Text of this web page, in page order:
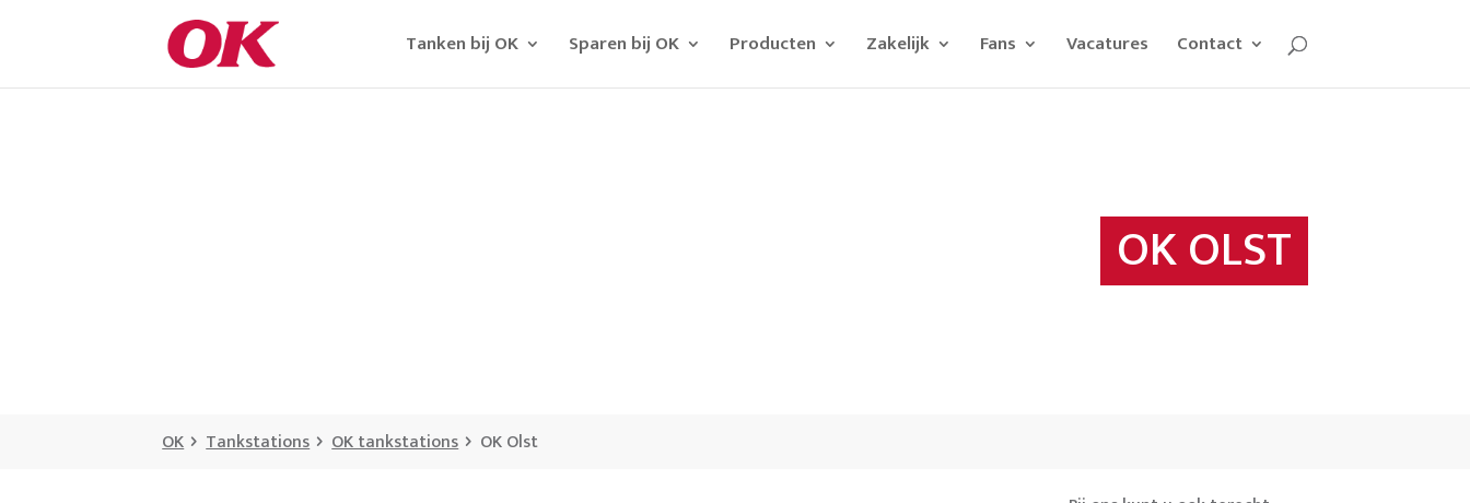
Tanken bij OK Sparen bij OK Producten Zakelijk Fans Vacatures Contact
OK OLST
OK Tankstations OK tankstations OK Olst